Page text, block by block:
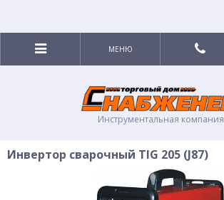
Инструментальная компания
МЕНЮ
Инвертор сварочный TIG 205 (J87)